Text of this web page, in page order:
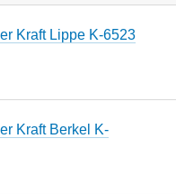
Kraft Lippe K-6523
Kraft Berkel K-